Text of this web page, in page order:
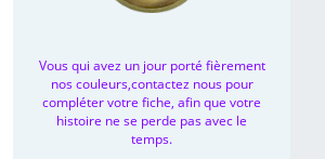
Vous qui avez un jour porté fièrement
nos couleurs,contactez nous pour
compléter votre fiche, afin que votre
histoire ne se perde pas avec le
temps.